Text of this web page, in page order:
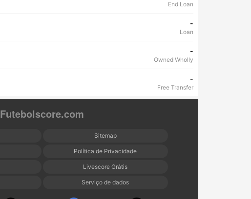
End Loan
-
Loan
-
Owned Wholly
-
Free Transfer
Futebolscore.com
Sitemap
Política de Privacidade
Livescore Grátis
Serviço de dados